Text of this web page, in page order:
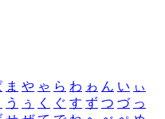
ま や ゃ ら わ ゎ ん い ぃ
う ぅ く ぐ す ず つ づ っ